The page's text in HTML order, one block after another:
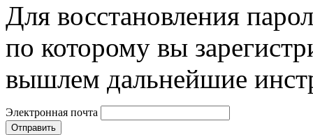
Для восстановления
по которому вы
вышлем дальнейшие
Электронная почта